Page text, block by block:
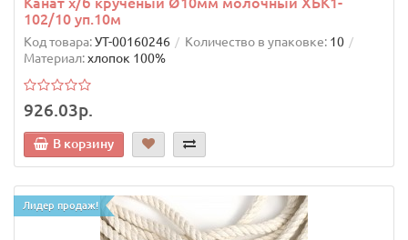
102/10 уп.10м
Код товара:УТ-00160246 Количество в упаковке: 10
Материал:хлопок 100%
926.03р.
В корзину
Лидер продаж!